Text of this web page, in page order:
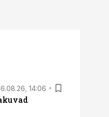
14:06